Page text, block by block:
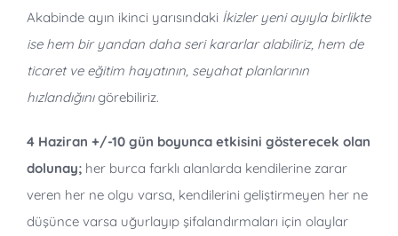
Akabinde ayın ikinci yarısındaki İkizler yeni ayıyla birlikte
ise hem bir yandan daha seri kararlar alabiliriz, hem de
ticaret ve eğitim hayatının, seyahat planlarının
hızlandığınıgörebiliriz.
4 Haziran +/-10 gün boyunca etkisini gösterecek olan
dolunay; her burca farklı alanlarda kendilerine zarar
veren her ne olgu varsa, kendilerini geliştirmeyen her ne
düşünce varsa uğurlayıp şifalandırmaları için olaylar